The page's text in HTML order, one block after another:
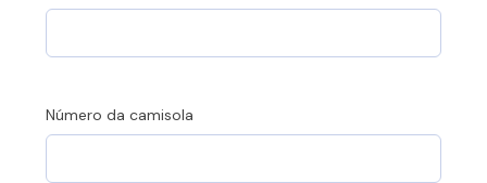
Número da camisola